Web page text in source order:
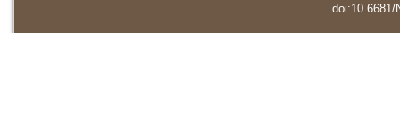
doi:10.6681/